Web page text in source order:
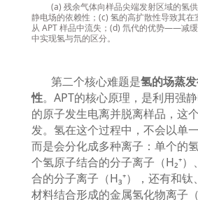
(a) 残余气体向样品尖端发射区域的氢供
静电场的依赖性； (c) 氢的高扩散性导致其在
从 APT样品中流失； (d) 氘代的优势——减
中实现氢与氘的区分。
第二个核心难题是氢的场蒸
性。 APT的核心原理，是利用强
的原子发生电离并脱离样品，这
发。氢在这个过程中，不会以单
而是会分化成多种离子：单个的
个氢原子结合的分子离子（H₂⁺）
合的分子离子（H₃⁺），还有和钛
材料结合形成的金属氢化物离子